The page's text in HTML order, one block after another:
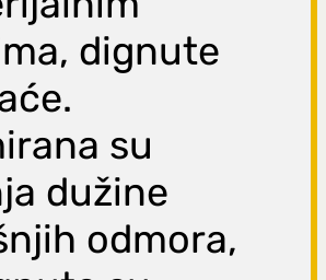
dignute
su
dužine
odmora,